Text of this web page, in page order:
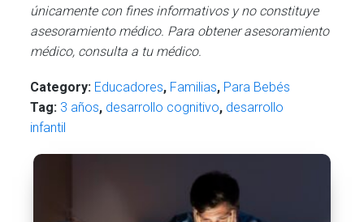
únicamente con fines informativos y no constituye
asesoramiento médico. Para obtener asesoramiento
médico, consulta a tu médico.
Category: Educadores, Familias, Para Bebés
Tag: 3 años, desarrollo cognitivo, desarrollo
infantil